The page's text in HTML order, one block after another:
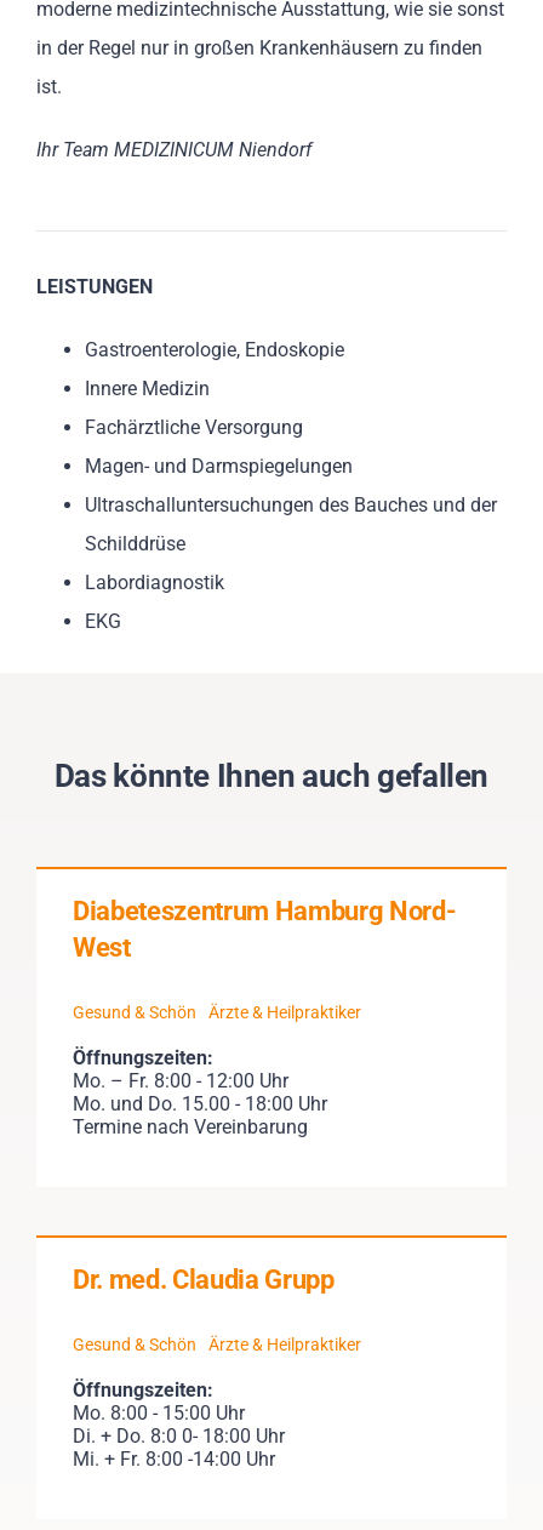
moderne medizintechnische Ausstattung, wie sie sonst
in der Regel nur in großen Krankenhäusern zu finden
ist.
Ihr Team MEDIZINICUM Niendorf
LEISTUNGEN
Gastroenterologie, Endoskopie
Innere Medizin
Fachärztliche Versorgung
Magen- und Darmspiegelungen
Ultraschalluntersuchungen des Bauches und der
Schilddrüse
Labordiagnostik
EKG
Das könnte Ihnen auch gefallen
Diabeteszentrum Hamburg Nord-
West
Gesund & Schön Ärzte & Heilpraktiker
Öffnungszeiten:
Mo. – Fr. 8:00 - 12:00 Uhr
Mo. und Do. 15.00 - 18:00 Uhr
Termine nach Vereinbarung
Dr. med. Claudia Grupp
Gesund & Schön Ärzte & Heilpraktiker
Öffnungszeiten:
Mo. 8:00 - 15:00 Uhr
Di. + Do. 8:0 0- 18:00 Uhr
Mi. + Fr. 8:00 -14:00 Uhr